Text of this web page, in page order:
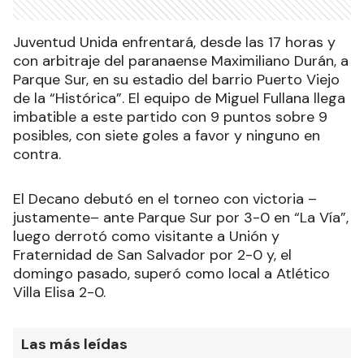
Juventud Unida enfrentará, desde las 17 horas y
con arbitraje del paranaense Maximiliano Durán, a
Parque Sur, en su estadio del barrio Puerto Viejo
de la “Histórica”. El equipo de Miguel Fullana llega
imbatible a este partido con 9 puntos sobre 9
posibles, con siete goles a favor y ninguno en
contra.
El Decano debutó en el torneo con victoria –
justamente– ante Parque Sur por 3-0 en “La Vía”,
luego derrotó como visitante a Unión y
Fraternidad de San Salvador por 2-0 y, el
domingo pasado, superó como local a Atlético
Villa Elisa 2-0.
Las más leídas